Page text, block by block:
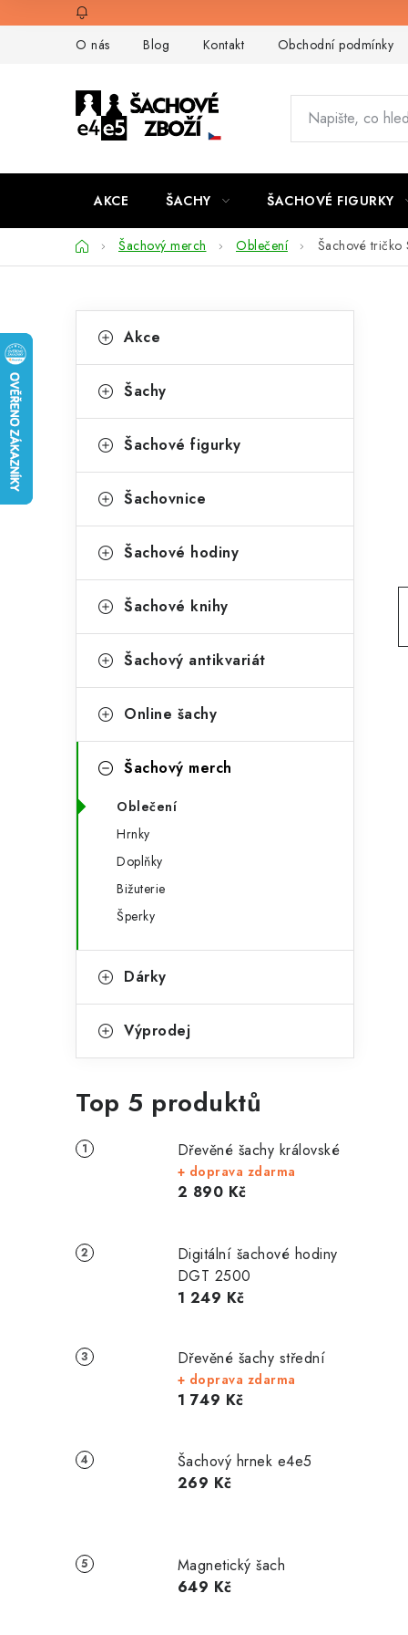
na
O nás
Blog Kontakt Obchodní podmínky
AKCE ŠACHY ŠACHOVÉ FIGURKY
DomůŠachový merch Oblečení Šachové tričko
o
t
r
n
n
p
e
kategorie
a
e
o
i
Akce
Šachy
Šachové figurky
Šachovnice
Šachové hodiny
Šachové knihy
Šachový antikvariát
Online šachy
Šachový merch
Oblečení
Hrnky
Doplňky
Bižuterie
Šperky
Dárky
Výprodej
Top 5 produktů
Dřevěné šachy královské
+ doprava zdarma
2 890 Kč
Digitální šachové hodiny
DGT 2500
1 249 Kč
Dřevěné šachy střední
+ doprava zdarma
1 749 Kč
Šachový hrnek e4e5
269 Kč
Magnetický šach
649 Kč